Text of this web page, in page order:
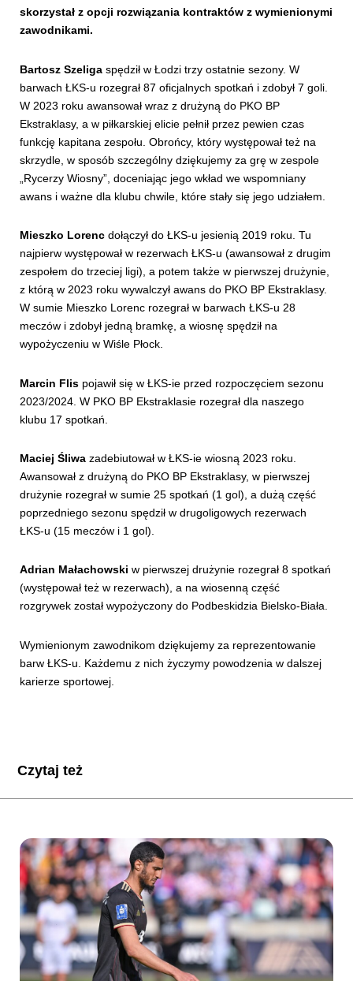
SKLEP KUP BILET
skorzystał z opcji rozwiązania kontraktów z wymienionymi
zawodnikami.
Bartosz Szeliga spędził w Łodzi trzy ostatnie sezony. W
barwach ŁKS-u rozegrał 87 oficjalnych spotkań i zdobył 7 goli.
W 2023 roku awansował wraz z drużyną do PKO BP
Ekstraklasy, a w piłkarskiej elicie pełnił przez pewien czas
funkcję kapitana zespołu. Obrońcy, który występował też na
skrzydle, w sposób szczególny dziękujemy za grę w zespole
„Rycerzy Wiosny”, doceniając jego wkład we wspomniany
awans i ważne dla klubu chwile, które stały się jego udziałem.
Mieszko Lorenc dołączył do ŁKS-u jesienią 2019 roku. Tu
najpierw występował w rezerwach ŁKS-u (awansował z drugim
zespołem do trzeciej ligi), a potem także w pierwszej drużynie,
z którą w 2023 roku wywalczył awans do PKO BP Ekstraklasy.
W sumie Mieszko Lorenc rozegrał w barwach ŁKS-u 28
meczów i zdobył jedną bramkę, a wiosnę spędził na
wypożyczeniu w Wiśle Płock.
Marcin Flis pojawił się w ŁKS-ie przed rozpoczęciem sezonu
2023/2024. W PKO BP Ekstraklasie rozegrał dla naszego
klubu 17 spotkań.
Maciej Śliwa zadebiutował w ŁKS-ie wiosną 2023 roku.
Awansował z drużyną do PKO BP Ekstraklasy, w pierwszej
drużynie rozegrał w sumie 25 spotkań (1 gol), a dużą część
poprzedniego sezonu spędził w drugoligowych rezerwach
ŁKS-u (15 meczów i 1 gol).
Adrian Małachowski w pierwszej drużynie rozegrał 8 spotkań
(występował też w rezerwach), a na wiosenną część
rozgrywek został wypożyczony do Podbeskidzia Bielsko-Biała.
Wymienionym zawodnikom dziękujemy za reprezentowanie
barw ŁKS-u. Każdemu z nich życzymy powodzenia w dalszej
karierze sportowej.
Czytaj też